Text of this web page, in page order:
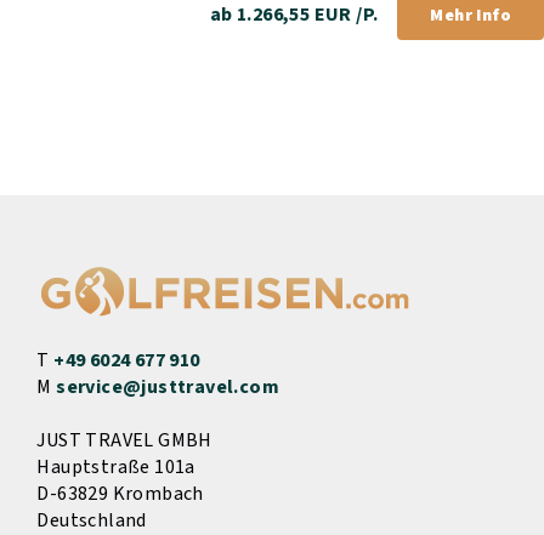
ab 1.266,55 EUR /P. Mehr Info
T +49 6024 677 910
Mservice@justtravel.com
JUST TRAVEL GMBH
Hauptstraße 101a
D-63829 Krombach
Deutschland